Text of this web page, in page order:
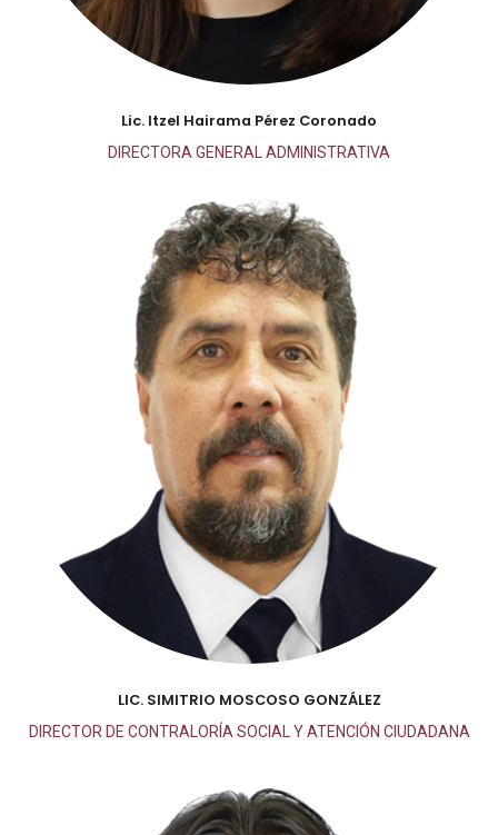
Lic. Itzel Hairama Pérez Coronado
DIRECTORA GENERAL ADMINISTRATIVA
LIC. SIMITRIO MOSCOSO GONZÁLEZ
DIRECTOR DE CONTRALORÍA SOCIAL Y ATENCIÓN CIUDADANA